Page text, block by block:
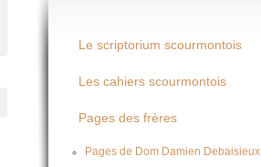
Le scriptorium scourmontois
Les cahiers scourmontois
Pages des frères
Pages de Dom Damien Debaisieux